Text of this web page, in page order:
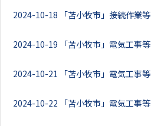
2024-10-18 「苫小牧市」接続作業等
2024-10-19 「苫小牧市」電気工事等
2024-10-21 「苫小牧市」電気工事等
2024-10-22 「苫小牧市」電気工事等